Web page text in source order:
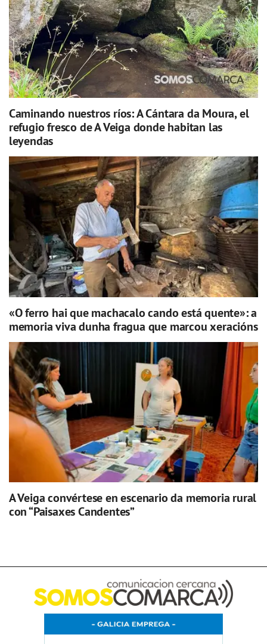
Caminando nuestros ríos: A Cántara da Moura, el
refugio fresco de A Veiga donde habitan las
leyendas
«O ferro hai que machacalo cando está quente»: a
memoria viva dunha fragua que marcou xeracións
A Veiga convértese en escenario da memoria rural
con “Paisaxes Candentes”